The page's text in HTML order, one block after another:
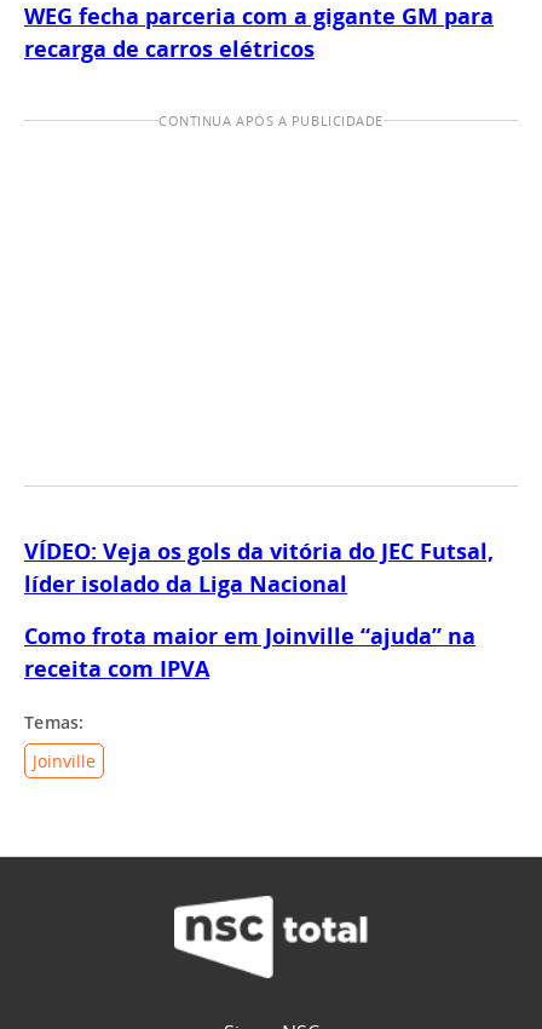
WEG fecha parceria com a gigante GM para
recarga de carros elétricos
CONTINUA APÓS A PUBLICIDADE
VÍDEO: Veja os gols da vitória do JEC Futsal,
líder isolado da Liga Nacional
Como frota maior em Joinville “ajuda” na
receita com IPVA
Temas:
Joinville